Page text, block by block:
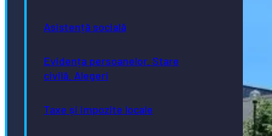
Asistență socială
Evidența persoanelor. Stare
civilă. Alegeri
Taxe și impozite locale